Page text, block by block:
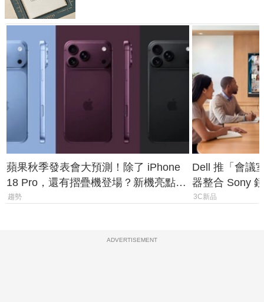
蘋果秋季發表會大預測！除了 iPhone
18 Pro，還有摺疊機登場？新機亮點預
測一次看
趨勢
Dell 推「會議
器整合 Sony
條 USB-C 就
3C新品
ADVERTISEMENT